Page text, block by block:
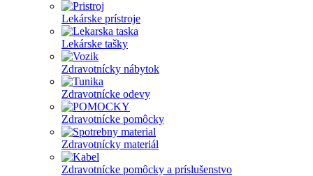
Lekárske prístroje
Lekárske tašky
Zdravotnícky nábytok
Zdravotnícke odevy
Zdravotnícke pomôcky
Zdravotnícky materiál
Zdravotnícke pomôcky a príslušenstvo